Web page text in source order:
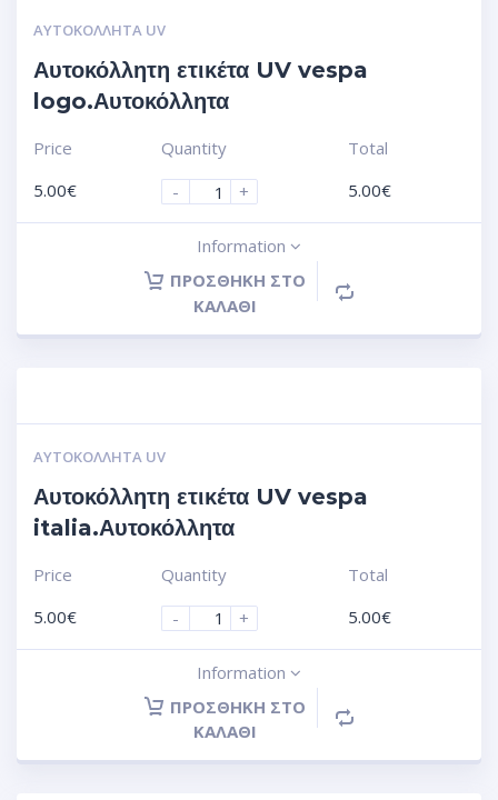
ΑΥΤΟΚΌΛΛΗΤΑ UV
Αυτοκόλλητη ετικέτα UV vespa
logo.Αυτοκόλλητα
Price
5.00€
Quantity
-
+
Total
5.00€
Information
ΠΡΟΣΘΉΚΗ ΣΤΟ
ΚΑΛΆΘΙ
ΑΥΤΟΚΌΛΛΗΤΑ UV
Αυτοκόλλητη ετικέτα UV vespa
italia.Αυτοκόλλητα
Price
5.00€
Quantity
-
+
Total
5.00€
Information
ΠΡΟΣΘΉΚΗ ΣΤΟ
ΚΑΛΆΘΙ